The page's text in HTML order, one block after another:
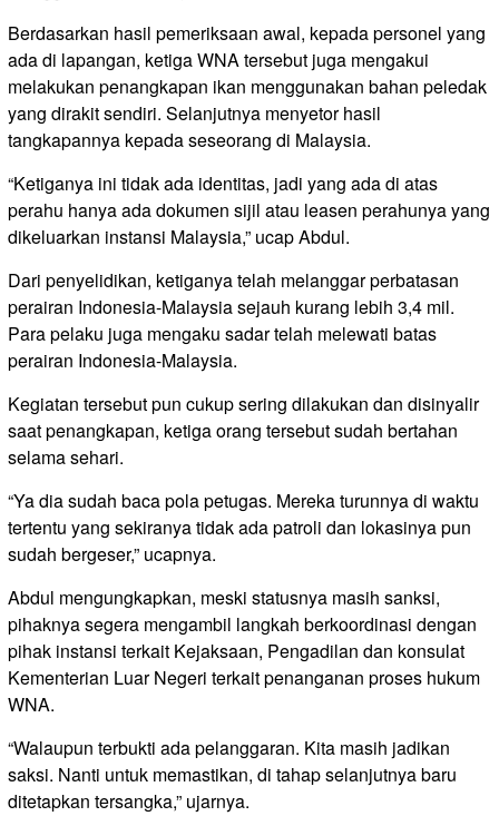
Berdasarkan hasil pemeriksaan awal, kepada personel yang
ada di lapangan, ketiga WNA tersebut juga mengakui
melakukan penangkapan ikan menggunakan bahan peledak
yang dirakit sendiri. Selanjutnya menyetor hasil
tangkapannya kepada seseorang di Malaysia.
“Ketiganya ini tidak ada identitas, jadi yang ada di atas
perahu hanya ada dokumen sijil atau leasen perahunya yang
dikeluarkan instansi Malaysia,” ucap Abdul.
Dari penyelidikan, ketiganya telah melanggar perbatasan
perairan Indonesia-Malaysia sejauh kurang lebih 3,4 mil.
Para pelaku juga mengaku sadar telah melewati batas
perairan Indonesia-Malaysia.
Kegiatan tersebut pun cukup sering dilakukan dan disinyalir
saat penangkapan, ketiga orang tersebut sudah bertahan
selama sehari.
“Ya dia sudah baca pola petugas. Mereka turunnya di waktu
tertentu yang sekiranya tidak ada patroli dan lokasinya pun
sudah bergeser,” ucapnya.
Abdul mengungkapkan, meski statusnya masih sanksi,
pihaknya segera mengambil langkah berkoordinasi dengan
pihak instansi terkait Kejaksaan, Pengadilan dan konsulat
Kementerian Luar Negeri terkait penanganan proses hukum
WNA.
“Walaupun terbukti ada pelanggaran. Kita masih jadikan
saksi. Nanti untuk memastikan, di tahap selanjutnya baru
ditetapkan tersangka,” ujarnya.